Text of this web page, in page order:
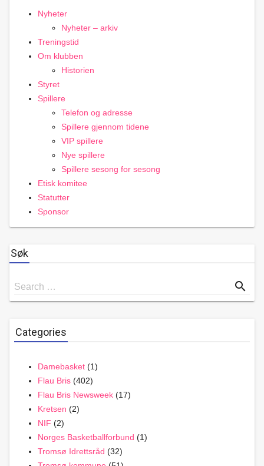
Nyheter
Nyheter – arkiv
Treningstid
Om klubben
Historien
Styret
Spillere
Telefon og adresse
Spillere gjennom tidene
VIP spillere
Nye spillere
Spillere sesong for sesong
Etisk komitee
Statutter
Sponsor
Søk
Search
for
Search … search
Categories
Damebasket (1)
Flau Bris (402)
Flau Bris Newsweek (17)
Kretsen (2)
NIF (2)
Norges Basketballforbund (1)
Tromsø Idrettsråd (32)